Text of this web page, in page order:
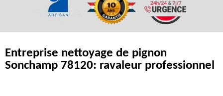
Entreprise nettoyage de pignon
Sonchamp 78120: ravaleur professionnel